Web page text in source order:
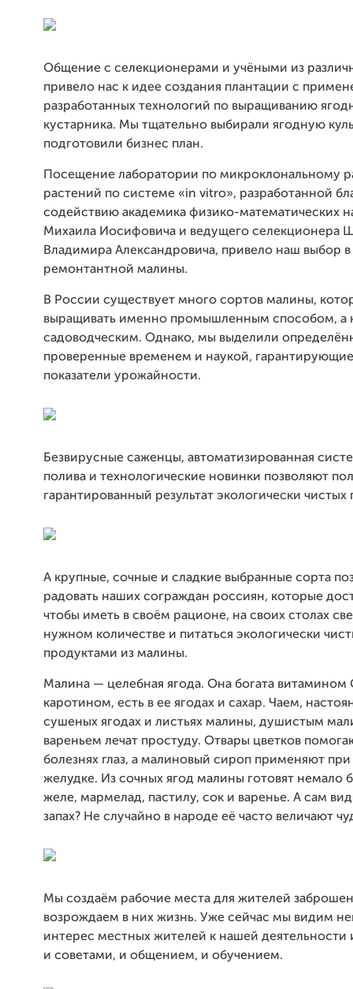
Общение с селекционерами и учёными из
привело нас к идее создания плантации с
разработанных технологий по выращиванию
кустарника. Мы тщательно выбирали ягодную
подготовили бизнес план.
Посещение лаборатории по микроклональному
растений по системе «in vitro», разработанной
содействию академика физико-математических
Михаила Иосифовича и ведущего селекционера
Владимира Александровича, привело наш выбор в
ремонтантной малины.
В России существует много сортов малины,
выращивать именно промышленным способом, а
садоводческим. Однако, мы выделили
проверенные временем и наукой,
показатели урожайности.
Безвирусные саженцы, автоматизированная
полива и технологические новинки позволяют
гарантированный результат экологически чистых
А крупные, сочные и сладкие выбранные сорта
радовать наших сограждан россиян, которые
чтобы иметь в своём рационе, на своих столах
нужном количестве и питаться экологически
продуктами из малины.
Малина — целебная ягода. Она богата витамином
каротином, есть в ее ягодах и сахар. Чаем,
сушеных ягодах и листьях малины, душистым
вареньем лечат простуду. Отвары цветков
болезнях глаз, а малиновый сироп применяют при
желудке. Из сочных ягод малины готовят немало
желе, мармелад, пастилу, сок и варенье. А сам
запах? Не случайно в народе её часто величают
Мы создаём рабочие места для жителей
возрождаем в них жизнь. Уже сейчас мы видим
интерес местных жителей к нашей
и советами, и общением, и обучением.